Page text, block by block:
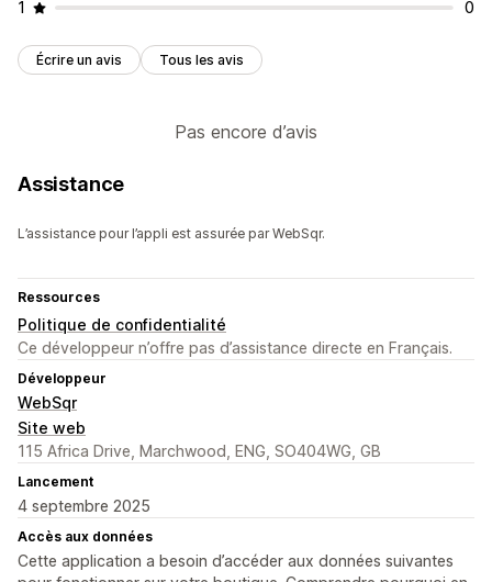
1 0
Écrire un avis Tous les avis
Pas encore d’avis
Assistance
L’assistance pour l’appli est assurée par WebSqr.
Ressources
Politique de confidentialité
Ce développeur n’offre pas d’assistance directe en Français.
Développeur
WebSqr
Site web
115 Africa Drive, Marchwood, ENG, SO404WG, GB
Lancement
4 septembre 2025
Accès aux données
Cette application a besoin d’accéder aux données suivantes